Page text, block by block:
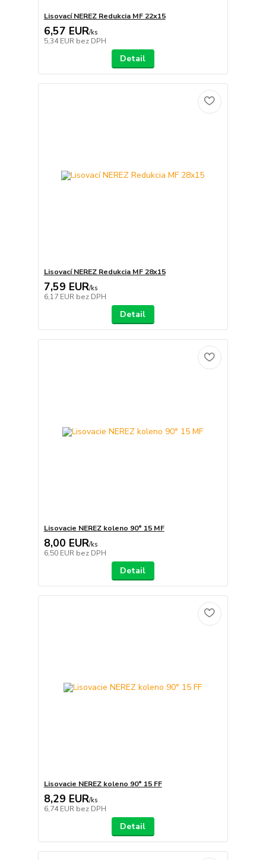
Lisovací NEREZ Redukcia MF 22x15
6,57 EUR/ks
5,34 EUR bez DPH
Detail
Lisovací NEREZ Redukcia MF 28x15
7,59 EUR/ks
6,17 EUR bez DPH
Detail
Lisovacie NEREZ koleno 90° 15 MF
8,00 EUR/ks
6,50 EUR bez DPH
Detail
Lisovacie NEREZ koleno 90° 15 FF
8,29 EUR/ks
6,74 EUR bez DPH
Detail